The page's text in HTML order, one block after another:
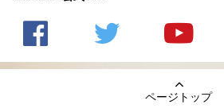
の
のtwitter
の
Youtube
チャンネ
ページトップ